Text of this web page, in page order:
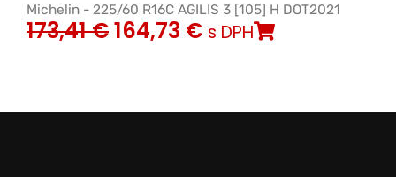
Michelin - 225/60 R16C AGILIS 3 [105] H DOT2021
173,41€164,73 € s DPH